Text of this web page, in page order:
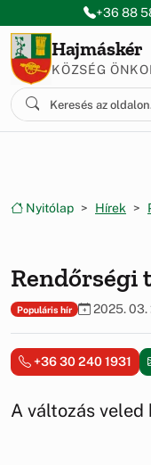
Ugrás a menüre
Ugrás a +36 88
Hajmáskér
KÖZSÉG
Nyitólap Hírek
Rendőrségi
Populáris hír 2025. 03.
+36 30 240 1931
A változás veled